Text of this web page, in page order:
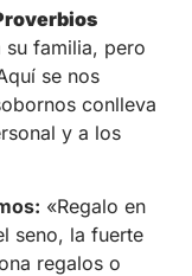
su familia, pero
se nos
conlleva
y a los
«Regalo en
seno, la fuerte
regalos o